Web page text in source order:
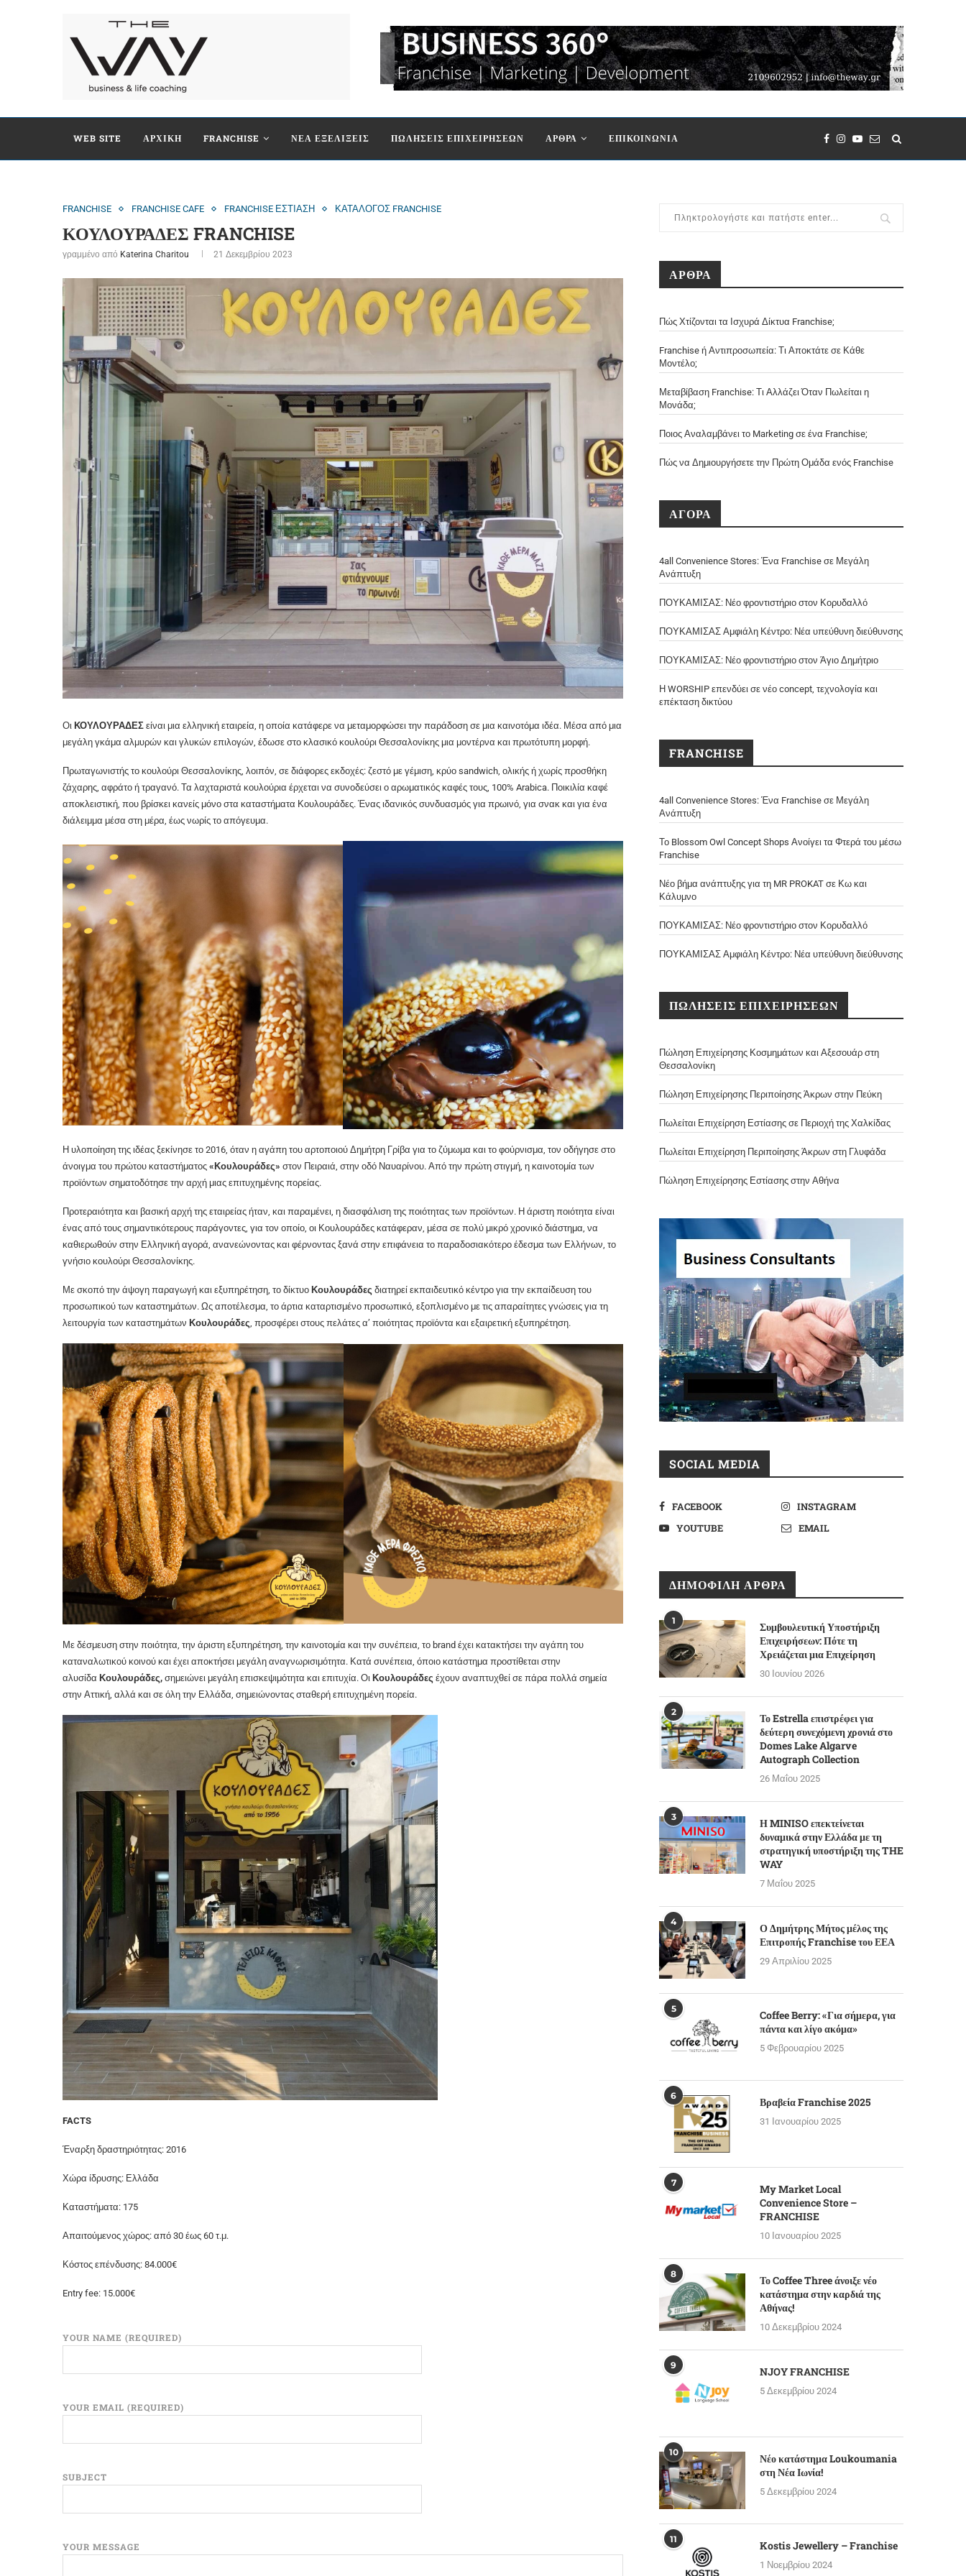
WEB SITE ΑΡΧΙΚΗ FRANCHISE ΝΕΑ ΕΞΕΛΙΞΕΙΣ ΠΩΛΗΣΕΙΣ ΕΠΙΧΕΙΡΗΣΕΩΝ ΑΡΘΡΑ ΕΠΙΚΟΙΝΩΝΙΑ
FRANCHISE FRANCHISE CAFE FRANCHISE ΕΣΤΙΑΣΗ ΚΑΤΑΛΟΓΟΣ FRANCHISE
ΚΟΥΛΟΥΡΑΔΕΣ FRANCHISE
γραμμένο από Katerina Charitou 21 Δεκεμβρίου 2023
Οι ΚΟΥΛΟΥΡΑΔΕΣ είναι μια ελληνική εταιρεία, η οποία κατάφερε να μεταμορφώσει την παράδοση σε μια καινοτόμα ιδέα. Μέσα από μια
μεγάλη γκάμα αλμυρών και γλυκών επιλογών, έδωσε στο κλασικό κουλούρι Θεσσαλονίκης μια μοντέρνα και πρωτότυπη μορφή.
Πρωταγωνιστής το κουλούρι Θεσσαλονίκης, λοιπόν, σε διάφορες εκδοχές: ζεστό με γέμιση, κρύο sandwich, ολικής ή χωρίς προσθήκη
ζάχαρης, αφράτο ή τραγανό. Τα λαχταριστά κουλούρια έρχεται να συνοδεύσει ο αρωματικός καφές τους, 100% Arabica. Ποικιλία καφέ
αποκλειστική, που βρίσκει κανείς μόνο στα καταστήματα Κουλουράδες. Ένας ιδανικός συνδυασμός για πρωινό, για σνακ και για ένα
διάλειμμα μέσα στη μέρα, έως νωρίς το απόγευμα.
Η υλοποίηση της ιδέας ξεκίνησε το 2016, όταν η αγάπη του αρτοποιού Δημήτρη Γρίβα για το ζύμωμα και το φούρνισμα, τον οδήγησε στο
άνοιγμα του πρώτου καταστήματος «Κουλουράδες» στον Πειραιά, στην οδό Ναυαρίνου. Από την πρώτη στιγμή, η καινοτομία των
προϊόντων σηματοδότησε την αρχή μιας επιτυχημένης πορείας.
Προτεραιότητα και βασική αρχή της εταιρείας ήταν, και παραμένει, η διασφάλιση της ποιότητας των προϊόντων. Η άριστη ποιότητα είναι
ένας από τους σημαντικότερους παράγοντες, για τον οποίο, οι Κουλουράδες κατάφεραν, μέσα σε πολύ μικρό χρονικό διάστημα, να
καθιερωθούν στην Ελληνική αγορά, ανανεώνοντας και φέρνοντας ξανά στην επιφάνεια το παραδοσιακότερο έδεσμα των Ελλήνων, το
γνήσιο κουλούρι Θεσσαλονίκης.
Με σκοπό την άψογη παραγωγή και εξυπηρέτηση, το δίκτυο Κουλουράδες διατηρεί εκπαιδευτικό κέντρο για την εκπαίδευση του
προσωπικού των καταστημάτων. Ως αποτέλεσμα, το άρτια καταρτισμένο προσωπικό, εξοπλισμένο με τις απαραίτητες γνώσεις για τη
λειτουργία των καταστημάτων Κουλουράδες , προσφέρει στους πελάτες α’ ποιότητας προϊόντα και εξαιρετική εξυπηρέτηση.
Με δέσμευση στην ποιότητα, την άριστη εξυπηρέτηση, την καινοτομία και την συνέπεια, το brand έχει κατακτήσει την αγάπη του
καταναλωτικού κοινού και έχει αποκτήσει μεγάλη αναγνωρισιμότητα. Κατά συνέπεια, όποιο κατάστημα προστίθεται στην
αλυσίδα Κουλουράδες, σημειώνει μεγάλη επισκεψιμότητα και επιτυχία. Οι Κουλουράδες έχουν αναπτυχθεί σε πάρα πολλά σημεία
στην Αττική, αλλά και σε όλη την Ελλάδα, σημειώνοντας σταθερή επιτυχημένη πορεία.
FACTS
Έναρξη δραστηριότητας: 2016
Χώρα ίδρυσης: Ελλάδα
Καταστήματα: 175
Απαιτούμενος χώρος: από 30 έως 60 τ.μ.
Κόστος επένδυσης: 84.000€
Entry fee: 15.000€
YOUR NAME (REQUIRED)
YOUR EMAIL (REQUIRED)
SUBJECT
YOUR MESSAGE
ΑΡΘΡΑ
Πώς Χτίζονται τα Ισχυρά Δίκτυα Franchise;
Franchise ή Αντιπροσωπεία: Τι Αποκτάτε σε Κάθε
Μοντέλο;
Μεταβίβαση Franchise: Τι Αλλάζει Όταν Πωλείται η
Μονάδα;
Ποιος Αναλαμβάνει το Marketing σε ένα Franchise;
Πώς να Δημιουργήσετε την Πρώτη Ομάδα ενός Franchise
ΑΓΟΡΑ
4all Convenience Stores: Ένα Franchise σε Μεγάλη
Ανάπτυξη
ΠΟΥΚΑΜΙΣΑΣ: Νέο φροντιστήριο στον Κορυδαλλό
ΠΟΥΚΑΜΙΣΑΣ Αμφιάλη Κέντρο: Νέα υπεύθυνη διεύθυνσης
ΠΟΥΚΑΜΙΣΑΣ: Νέο φροντιστήριο στον Άγιο Δημήτριο
Η WORSHIP επενδύει σε νέο concept, τεχνολογία και
επέκταση δικτύου
FRANCHISE
4all Convenience Stores: Ένα Franchise σε Μεγάλη
Ανάπτυξη
Το Blossom Owl Concept Shops Ανοίγει τα Φτερά του μέσω
Franchise
Νέο βήμα ανάπτυξης για τη MR PROKAT σε Κω και
Κάλυμνο
ΠΟΥΚΑΜΙΣΑΣ: Νέο φροντιστήριο στον Κορυδαλλό
ΠΟΥΚΑΜΙΣΑΣ Αμφιάλη Κέντρο: Νέα υπεύθυνη διεύθυνσης
ΠΩΛΗΣΕΙΣ ΕΠΙΧΕΙΡΗΣΕΩΝ
Πώληση Επιχείρησης Κοσμημάτων και Αξεσουάρ στη
Θεσσαλονίκη
Πώληση Επιχείρησης Περιποίησης Άκρων στην Πεύκη
Πωλείται Επιχείρηση Εστίασης σε Περιοχή της Χαλκίδας
Πωλείται Επιχείρηση Περιποίησης Άκρων στη Γλυφάδα
Πώληση Επιχείρησης Εστίασης στην Αθήνα
SOCIAL MEDIA
FACEBOOK
INSTAGRAM
YOUTUBE
EMAIL
ΔΗΜΟΦΙΛΉ ΆΡΘΡΑ
1
Συμβουλευτική Υποστήριξη
Επιχειρήσεων: Πότε τη
Χρειάζεται μια Επιχείρηση
30 Ιουνίου 2026
2
Το Estrella επιστρέφει για
δεύτερη συνεχόμενη χρονιά στο
Domes Lake Algarve
Autograph Collection
26 Μαΐου 2025
3
Η MINISO επεκτείνεται
δυναμικά στην Ελλάδα με τη
στρατηγική υποστήριξη της THE
WAY
7 Μαΐου 2025
4
Ο Δημήτρης Μήτος μέλος της
Επιτροπής Franchise του ΕΕΑ
29 Απριλίου 2025
5
Coffee Berry: «Για σήμερα, για
πάντα και λίγο ακόμα»
5 Φεβρουαρίου 2025
6 Βραβεία Franchise 2025
31 Ιανουαρίου 2025
7
My Market Local
Convenience Store –
FRANCHISE
10 Ιανουαρίου 2025
8
Το Coffee Three άνοιξε νέο
κατάστημα στην καρδιά της
Αθήνας!
10 Δεκεμβρίου 2024
9 NJOY FRANCHISE
5 Δεκεμβρίου 2024
10
Νέο κατάστημα Loukoumania
στη Νέα Ιωνία!
5 Δεκεμβρίου 2024
11 Kostis Jewellery – Franchise
1 Νοεμβρίου 2024